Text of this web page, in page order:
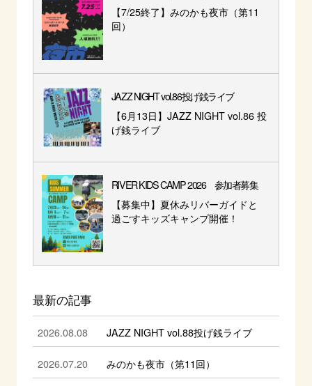
【7/25終了】みのかも夜市（第11
回）
JAZZ NIGHT vol.86投げ銭ライブ
【6月13日】JAZZ NIGHT vol.86 投
げ銭ライブ
RIVER KIDS CAMP 2026 参加者募集
【募集中】夏休みリバーガイドと
過ごすキッズキャンプ開催！
最新の記事
2026.08.08 JAZZ NIGHT vol.88投げ銭ライブ
2026.07.20 みのかも夜市（第11回）